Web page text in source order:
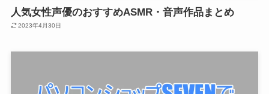
人気女性声優のおすすめASMR・音声作品まとめ
2023年4月30日